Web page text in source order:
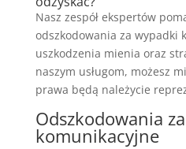
Nasz zespół ekspertów
odszkodowania za wypadki
uszkodzenia mienia oraz
naszym usługom, możesz
prawa będą należycie
Odszkodowania
komunikacyjne